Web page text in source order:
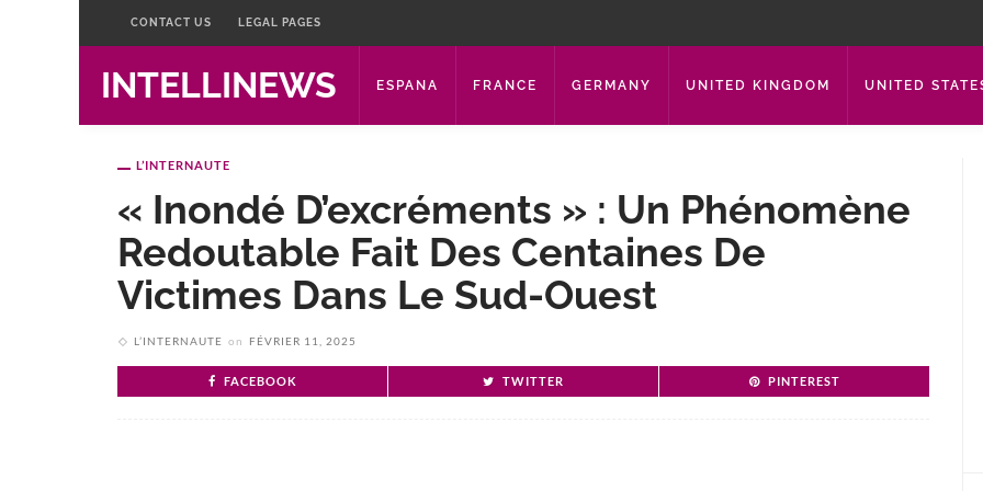
CONTACT US LEGAL PAGES
INTELLINEWS ESPANA FRANCE GERMANY UNITED KINGDOM UNITED
L’INTERNAUTE
« Inondé D’excréments » : Un Phénomène
Redoutable Fait Des Centaines De
Victimes Dans Le Sud-Ouest
L’INTERNAUTE on FÉVRIER 11, 2025
FACEBOOK TWITTER PINTEREST